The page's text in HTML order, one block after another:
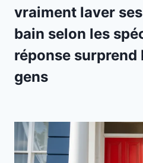
vraiment laver
bain selon les
réponse surprend
gens